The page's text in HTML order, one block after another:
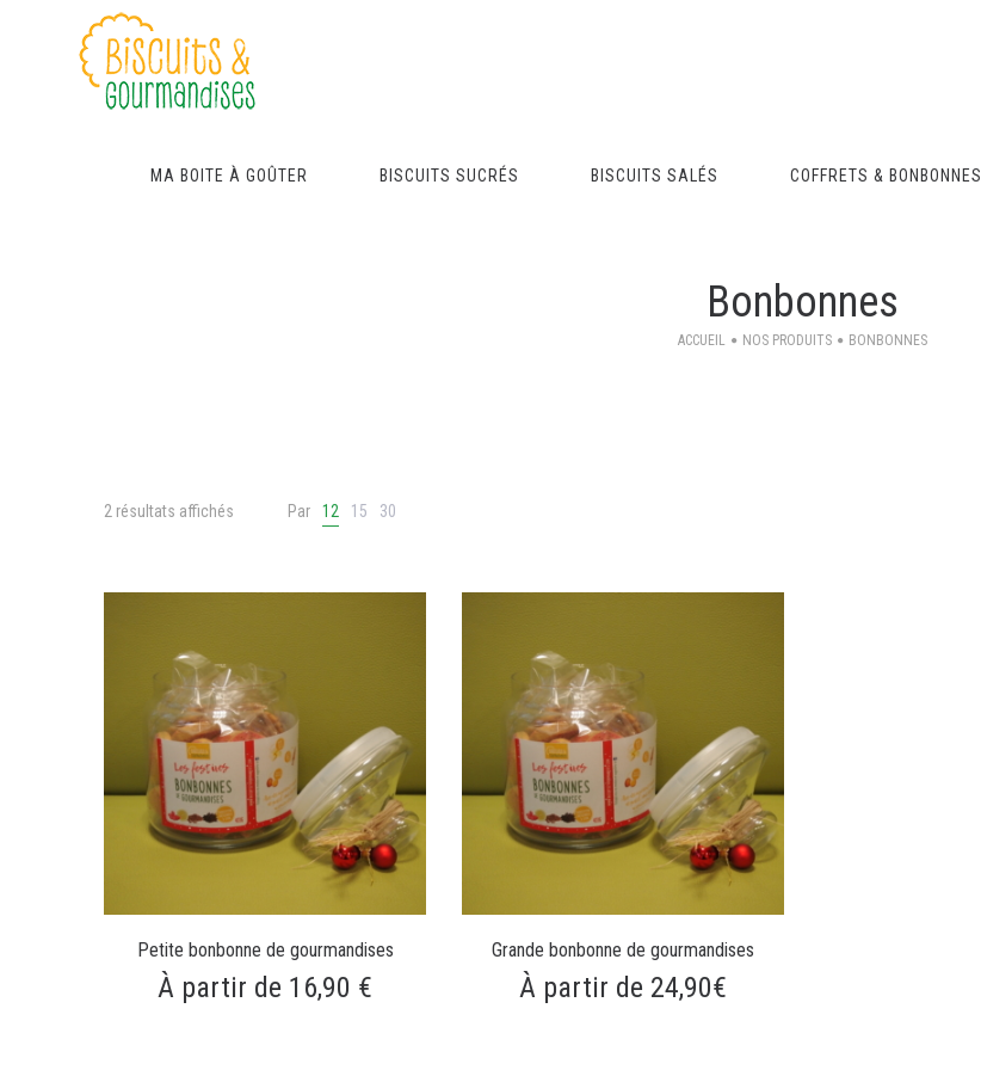
MA BOITE À GOÛTER BISCUITS SUCRÉS BISCUITS SALÉS COFFRETS & BONBONNES
Bonbonnes
ACCUEIL NOS PRODUITS BONBONNES
2 résultats affichés Par 12 15 30
Petite bonbonne de gourmandises
À partir de 16,90 €
Grande bonbonne de gourmandises
À partir de 24,90€